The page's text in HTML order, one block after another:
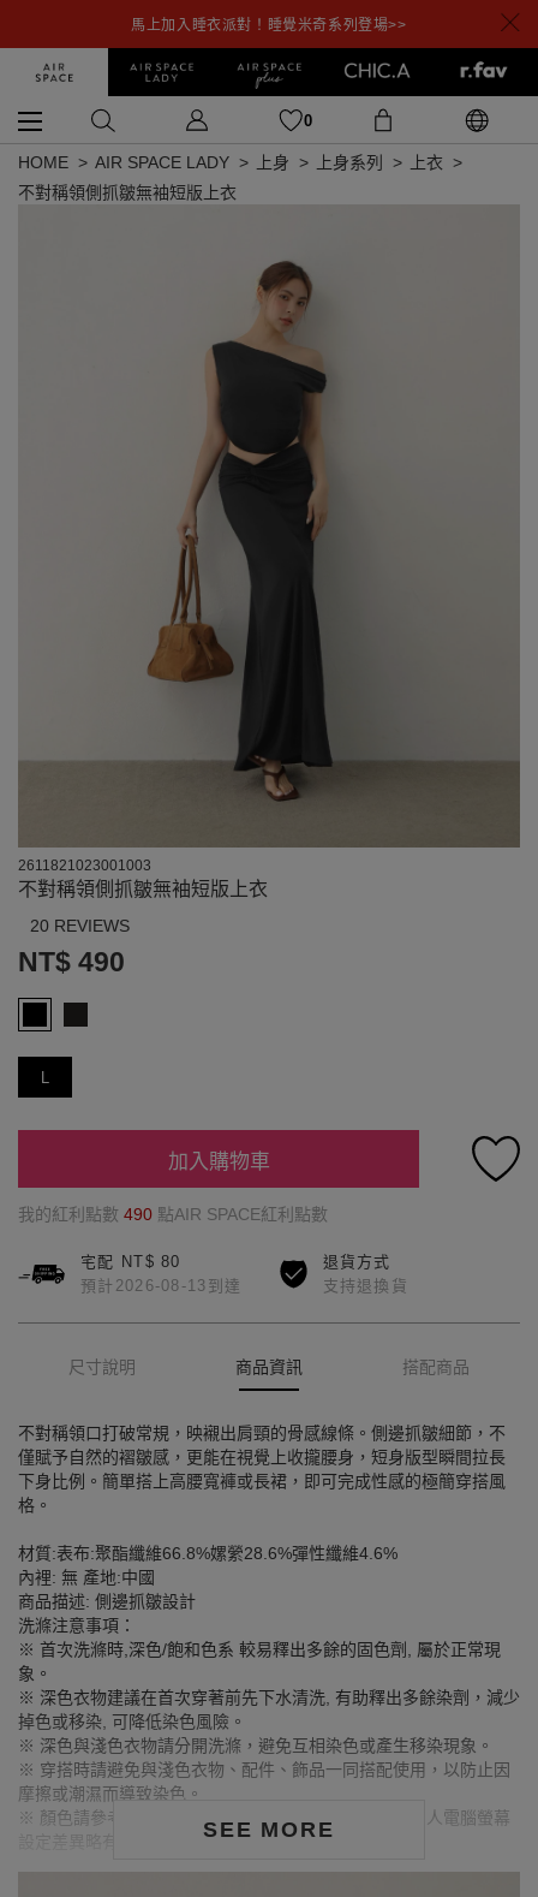
馬上加入睡衣派對！睡覺米奇系列登場>>
0
HOME AIR SPACE LADY 上身 上身系列
上衣
不對稱領側抓皺無袖短版上衣
2611821023001003
不對稱領側抓皺無袖短版上衣
20 REVIEWS
NT$ 490
L
加入購物車
我的紅利點數 490 點AIR SPACE紅利點數
宅配 NT$ 80
預計2026-08-13到達
退貨方式
支持退換貨
尺寸說明 商品資訊 搭配商品
SEE MORE
不對稱領口打破常規，映襯出肩頸的骨感線條。側邊抓皺細節，不
僅賦予自然的褶皺感，更能在視覺上收攏腰身，短身版型瞬間拉長
下身比例。簡單搭上高腰寬褲或長裙，即可完成性感的極簡穿搭風
格。
材質:表布:聚酯纖維66.8%嫘縈28.6%彈性纖維4.6%
內裡: 無 產地:中國
商品描述: 側邊抓皺設計
洗滌注意事項：
※ 首次洗滌時,深色/飽和色系 較易釋出多餘的固色劑, 屬於正常現
象。
※ 深色衣物建議在首次穿著前先下水清洗, 有助釋出多餘染劑，減少
掉色或移染, 可降低染色風險。
※ 深色與淺色衣物請分開洗滌，避免互相染色或產生移染現象。
※ 穿搭時請避免與淺色衣物、配件、飾品一同搭配使用，以防止因
摩擦或潮濕而導致染色。
※ 顏色請參考單品圖片較為接近，但因圖檔顏色會因個人電腦螢幕
設定差異略有不同，請以實際商品顏色為準。